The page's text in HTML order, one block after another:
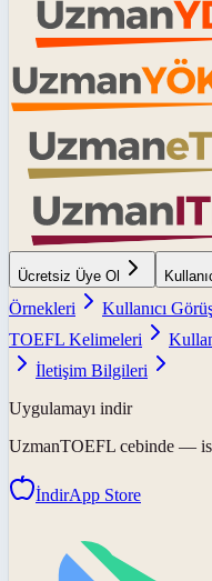
Ücretsiz Üye Ol
Örnekleri
Kullanıcı
TOEFL Kelimeleri
İletişim Bilgileri
Uygulamayı indir
UzmanTOEFL cebinde —
İndirApp Store